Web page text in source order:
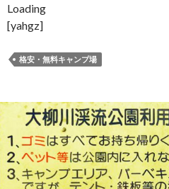
Loading
[yahgz]
格安・無料キャンプ場